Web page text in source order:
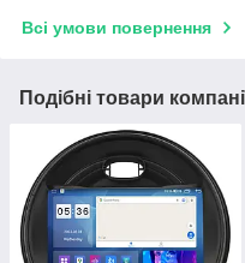
Всі умови повернення
Подібні товари